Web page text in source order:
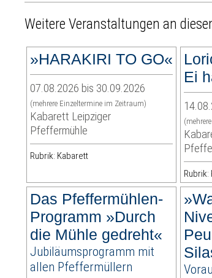
Weitere Veranstaltungen an
»HARAKIRI TO GO«
07.08.2026 bis 30.09.2026
(mehrere Einzeltermine im Zeitraum)
Kabarett Leipziger
Pfeffermühle
Rubrik: Kabarett
Ei
Rubrik:
Das Pfeffermühlen-
Programm »Durch
die Mühle gedreht«
Jubiläumsprogramm mit
allen Pfeffermüllern